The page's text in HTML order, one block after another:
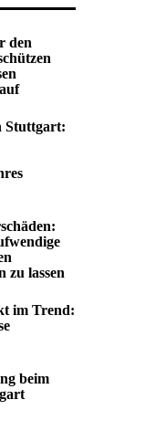
den
Stuttgart:
zu lassen
im Trend:
beim